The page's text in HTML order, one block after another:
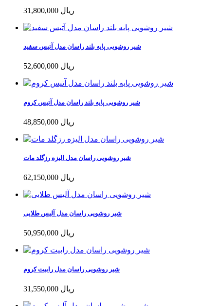
31,800,000 ریال
شیر روشویی پایه بلند راسان مدل آتیس سفید
52,600,000 ریال
شیر روشویی پایه بلند راسان مدل آتیس کروم
48,850,000 ریال
شیر روشویی راسان مدل الیزه رزگلد مات
62,150,000 ریال
شیر روشویی راسان مدل آلیس طلایی
50,950,000 ریال
شیر روشویی راسان مدل رابیت کروم
31,550,000 ریال